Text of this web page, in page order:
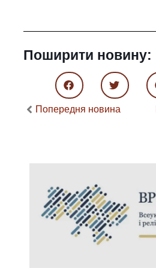
Поширити новину:
Попередня новина